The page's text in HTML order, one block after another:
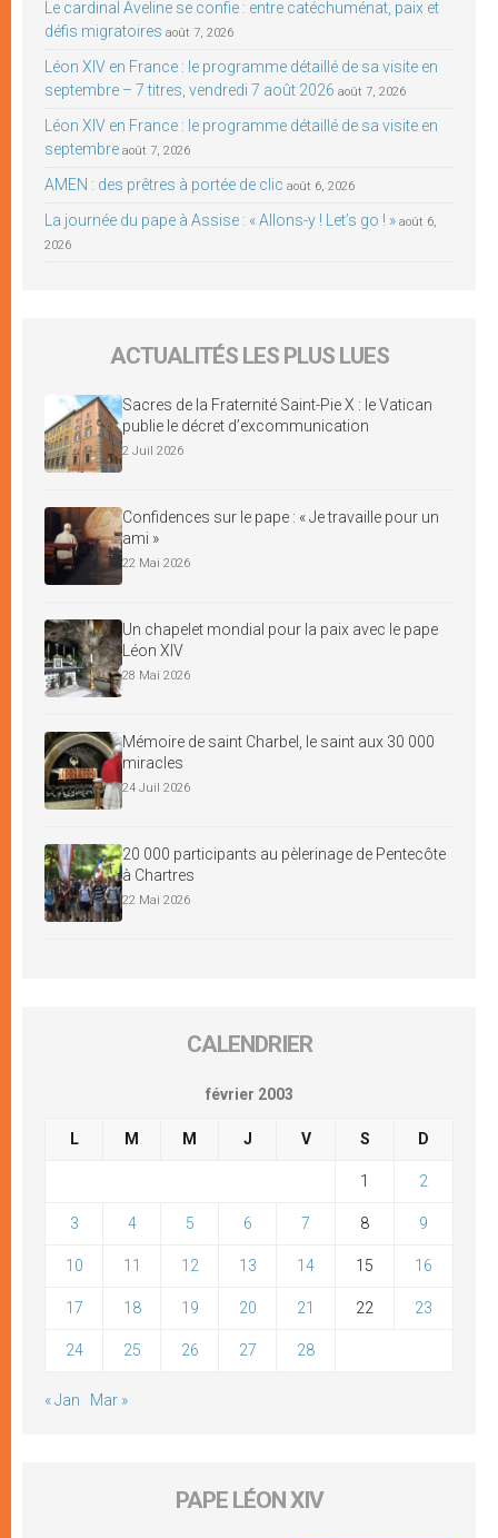
Le cardinal Aveline se confie : entre catéchuménat, paix et
défis migratoires août 7, 2026
Léon XIV en France : le programme détaillé de sa visite en
septembre – 7 titres, vendredi 7 août 2026 août 7, 2026
Léon XIV en France : le programme détaillé de sa visite en
septembre août 7, 2026
AMEN : des prêtres à portée de clic août 6, 2026
La journée du pape à Assise : « Allons-y ! Let’s go ! » août 6,
2026
ACTUALITÉS LES PLUS LUES
Sacres de la Fraternité Saint-Pie X : le Vatican
publie le décret d’excommunication
2 Juil 2026
Confidences sur le pape : « Je travaille pour un
ami »
22 Mai 2026
Un chapelet mondial pour la paix avec le pape
Léon XIV
28 Mai 2026
Mémoire de saint Charbel, le saint aux 30 000
miracles
24 Juil 2026
20 000 participants au pèlerinage de Pentecôte
à Chartres
22 Mai 2026
CALENDRIER
février 2003
L M M J V S D
1 2
3 4 5 6 7 8 9
10 11 12 13 14 15 16
17 18 19 20 21 22 23
24 25 26 27 28
« Jan Mar »
PAPE LÉON XIV